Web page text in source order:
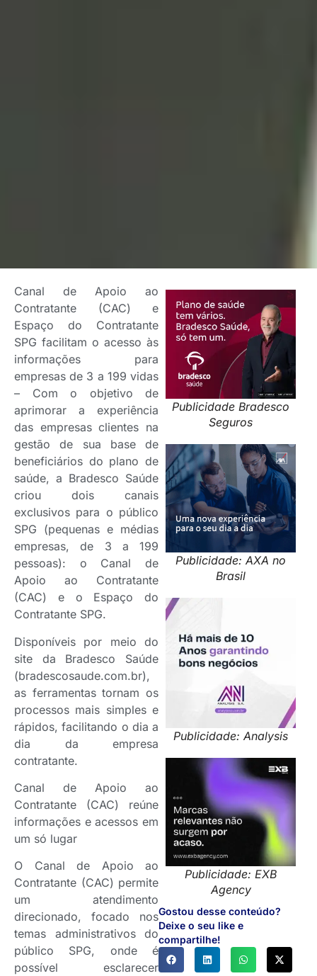
Publicidade Bradesco
Seguros
Publicidade: AXA no
Brasil
Publicidade: Analysis
Publicidade: EXB
Agency
Gostou desse conteúdo?
Deixe o seu like e
compartilhe!
Canal de Apoio ao
Contratante (CAC) e
Espaço do Contratante
SPG facilitam o acesso às
informações para
empresas de 3 a 199 vidas
– Com o objetivo de
aprimorar a experiência
das empresas clientes na
gestão de sua base de
beneficiários do plano de
saúde, a Bradesco Saúde
criou dois canais
exclusivos para o público
SPG (pequenas e médias
empresas, de 3 a 199
pessoas): o Canal de
Apoio ao Contratante
(CAC) e o Espaço do
Contratante SPG.
Disponíveis por meio do
site da Bradesco Saúde
(bradescosaude.com.br),
as ferramentas tornam os
processos mais simples e
rápidos, facilitando o dia a
dia da empresa
contratante.
Canal de Apoio ao
Contratante (CAC) reúne
informações e acessos em
um só lugar
O Canal de Apoio ao
Contratante (CAC) permite
um atendimento
direcionado, focado nos
temas administrativos do
público SPG, onde é
possível esclarecer